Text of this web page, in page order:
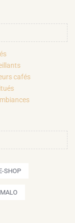
cafés
SHOP